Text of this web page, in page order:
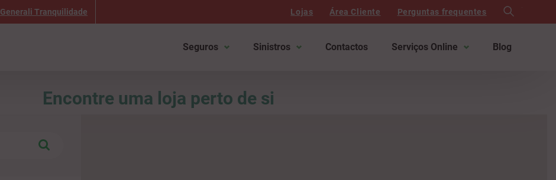
Generali Tranquilidade Lojas Área Cliente Perguntas frequentes
Seguros Sinistros Contactos Serviços Online Blog
Encontre uma loja perto de si